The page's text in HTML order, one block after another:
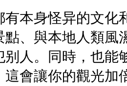
有本身怪异的文化
點、與本地人類風
别人。同時，也
這會讓你的觀光加